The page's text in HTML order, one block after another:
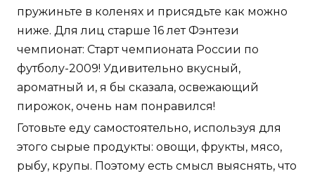
пружиньте в коленях и присядьте как можно
ниже. Для лиц старше 16 лет Фэнтези
чемпионат: Старт чемпионата России по
футболу-2009! Удивительно вкусный,
ароматный и, я бы сказала, освежающий
пирожок, очень нам понравился!
Готовьте еду самостоятельно, используя для
этого сырые продукты: овощи, фрукты, мясо,
рыбу, крупы. Поэтому есть смысл выяснять, что